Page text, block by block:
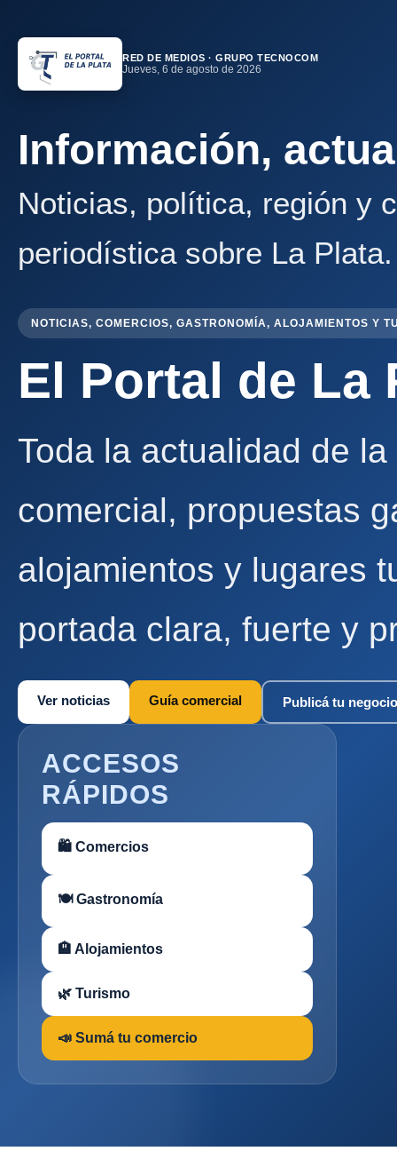
RED DE MEDIOS · GRUPO TECNOCOM
Jueves, 6 de agosto de 2026
Información,
Noticias, política, región y
periodística sobre La Plata.
NOTICIAS, COMERCIOS, GASTRONOMÍA, ALOJAMIENTOS Y
El Portal de La
Toda la actualidad de
comercial, propuestas
alojamientos y lugares
portada clara, fuerte y
Ver noticias Guía comercial Publicá tu negocio
ACCESOS
RÁPIDOS
🛍 Comercios
🍽 Gastronomía
🏨 Alojamientos
🌿 Turismo
📣 Sumá tu comercio